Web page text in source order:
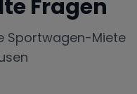
Fragen
Sportwagen-Miete